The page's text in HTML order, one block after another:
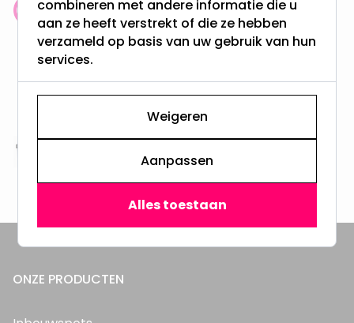
Klantenbeoordeling: 9.4/10
meer dan 100.000 klanten gingen u voor
Gratis verzending + snel geleverd
Vanaf EUR100,- naar NL & BE
& 100 dagen recht op retour
Altijd uit eigen voorraad
ONZE PRODUCTEN
combineren met andere informatie die u
aan ze heeft verstrekt of die ze hebben
verzameld op basis van uw gebruik van hun
services.
Weigeren
Aanpassen
Alles toestaan